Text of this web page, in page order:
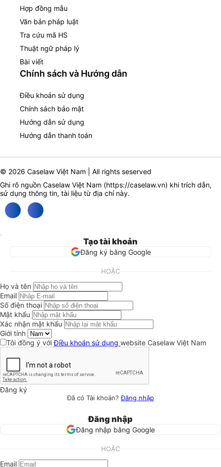
Hợp đồng mẫu
Văn bản pháp luật
Tra cứu mã HS
Thuật ngữ pháp lý
Bài viết
Chính sách và Hướng dẫn
Điều khoản sử dụng
Chính sách bảo mật
Hướng dẫn sử dụng
Hướng dẫn thanh toán
© 2026 Caselaw Việt Nam | All rights seserved
Ghi rõ nguồn Caselaw Việt Nam (https://caselaw.vn) khi trích dẫn,
sử dụng thông tin, tài liệu từ địa chỉ này.
Tạo tài khoản
Đăng ký bằng Google
HOẶC
Họ và tên
Email
Số điện thoại
Mật khẩu
Xác nhận mật khẩu
Giới tính
Tôi đồng ý vớiĐiều khoản sử dụng website Caselaw Việt Nam
Đăng ký
Đã có Tài khoản?Đăng nhập
Đăng nhập
Đăng nhập bằng Google
HOẶC
Email